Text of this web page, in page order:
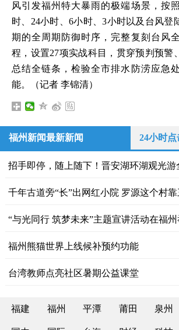
风引发福州特大暴雨的极端场景，按
时、24小时、6小时、3小时以及台风登
期的全周期防御时序，完整复刻台风
程，设置27项实战科目，贯穿预判预警
总结全链条，检验全市排水防涝应急
能。（记者 李锦清）
福州新闻最新新闻 24小时
招手即停，随上随下！晋安湖环湖观光游
千年古道旁“长”出网红小院 罗源这个村靠
“与光同行 筑梦未来”主题宣讲活动在福州
福州熊猫世界上线候补预约功能
台湾教师点亮社区暑期公益课堂
福建 福州 平潭 莆田 泉州